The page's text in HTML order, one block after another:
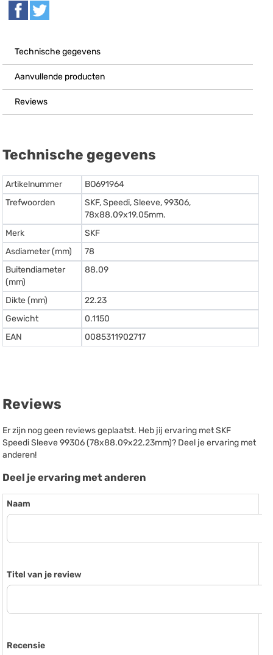
Technische gegevens
Aanvullende producten
Reviews
Technische gegevens
Artikelnummer
BO691964
Trefwoorden
SKF, Speedi, Sleeve, 99306,
78x88.09x19.05mm.
Merk
SKF
Asdiameter (mm)
78
Buitendiameter
(mm)
88.09
Dikte (mm)
22.23
Gewicht
0.1150
EAN
0085311902717
Reviews
Er zijn nog geen reviews geplaatst. Heb jij ervaring met SKF
Speedi Sleeve 99306 (78x88.09x22.23mm)? Deel je ervaring met
anderen!
Deel je ervaring met anderen
Naam
Titel van je review
Recensie